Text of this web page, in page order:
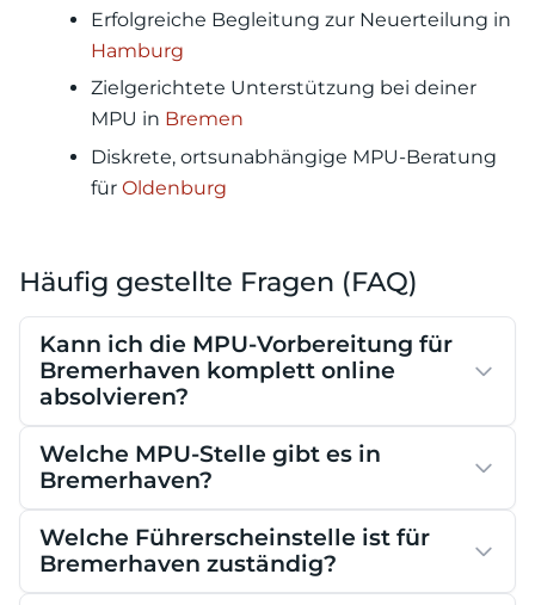
Erfolgreiche Begleitung zur Neuerteilung in
Hamburg
Zielgerichtete Unterstützung bei deiner
MPU in Bremen
Diskrete, ortsunabhängige MPU-Beratung
für Oldenburg
Häufig gestellte Fragen (FAQ)
Kann ich die MPU-Vorbereitung für
Bremerhaven komplett online
absolvieren?
Welche MPU-Stelle gibt es in
Bremerhaven?
Welche Führerscheinstelle ist für
Bremerhaven zuständig?